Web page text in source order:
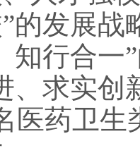
的发展战
知行合一
、求实创
医药卫生